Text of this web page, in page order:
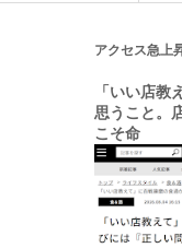
アクセス急上
「いい店教
思うこと。
こそ命